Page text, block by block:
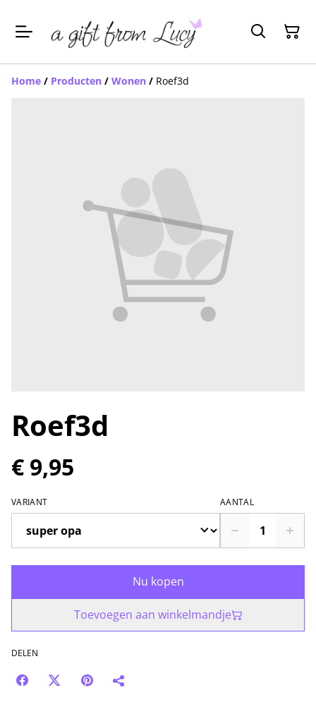
Home / Producten / Wonen / Roef3d
Roef3d
€ 9,95
VARIANT AANTAL
Nu kopen
Toevoegen aan winkelmandje
DELEN